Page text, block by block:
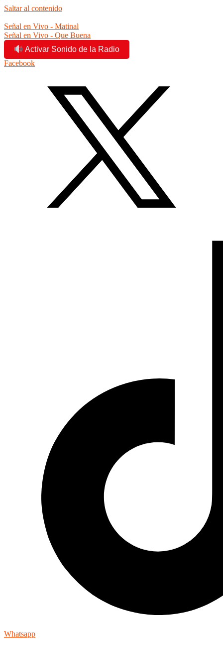
Saltar al contenido
Señal en Vivo - Matinal
Señal en Vivo - Que Buena
Activar Sonido de la Radio
Facebook
Whatsapp